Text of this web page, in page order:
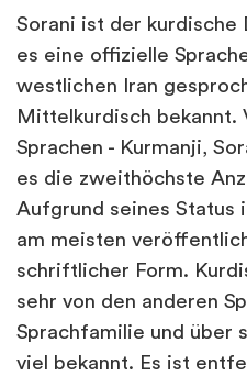
Sorani ist der kurdische
es eine offizielle
westlichen Iran
Mittelkurdisch bekannt.
Sprachen - Kurmanji,
es die zweithöchste
Aufgrund seines Status
am meisten
schriftlicher Form.
sehr von den anderen
Sprachfamilie und über
viel bekannt. Es ist